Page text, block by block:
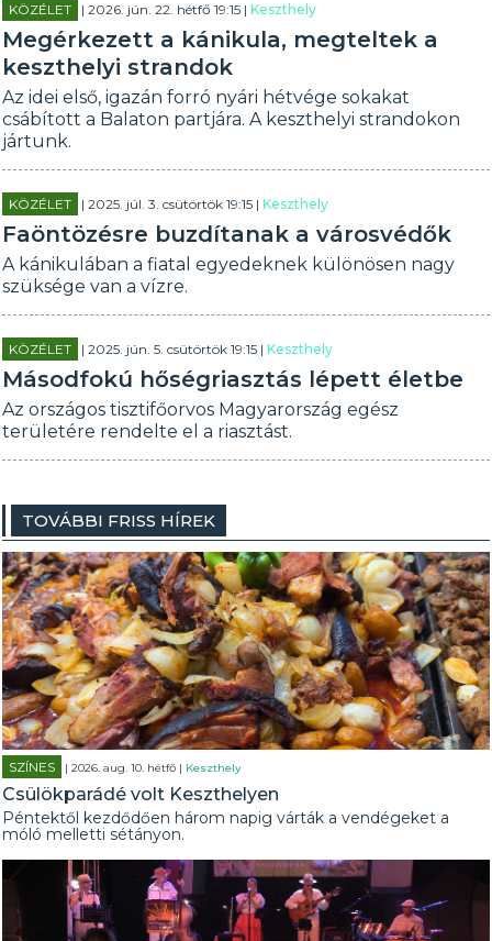
KÖZÉLET | 2026. jún. 22. hétfő 19:15 |Keszthely
Megérkezett a kánikula, megteltek a
keszthelyi strandok
Az idei első, igazán forró nyári hétvége sokakat
csábított a Balaton partjára. A keszthelyi strandokon
jártunk.
KÖZÉLET | 2025. júl. 3. csütörtök 19:15 |Keszthely
Faöntözésre buzdítanak a városvédők
A kánikulában a fiatal egyedeknek különösen nagy
szüksége van a vízre.
KÖZÉLET | 2025. jún. 5. csütörtök 19:15 |Keszthely
Másodfokú hőségriasztás lépett életbe
Az országos tisztifőorvos Magyarország egész
területére rendelte el a riasztást.
TOVÁBBI FRISS HÍREK
SZÍNES | 2026. aug. 10. hétfő | Keszthely
Csülökparádé volt Keszthelyen
Péntektől kezdődően három napig várták a vendégeket a
móló melletti sétányon.